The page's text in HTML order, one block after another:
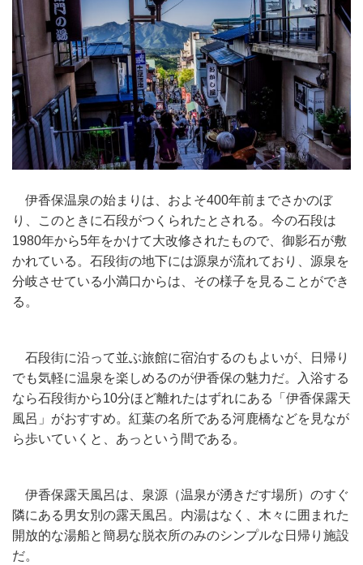
伊香保温泉の始まりは、およそ400年前までさかのぼ
り、このときに石段がつくられたとされる。今の石段は
1980年から5年をかけて大改修されたもので、御影石が敷
かれている。石段街の地下には源泉が流れており、源泉を
分岐させている小満口からは、その様子を見ることができ
る。
石段街に沿って並ぶ旅館に宿泊するのもよいが、日帰り
でも気軽に温泉を楽しめるのが伊香保の魅力だ。入浴する
なら石段街から10分ほど離れたはずれにある「伊香保露天
風呂」がおすすめ。紅葉の名所である河鹿橋などを見なが
ら歩いていくと、あっという間である。
伊香保露天風呂は、泉源（温泉が湧きだす場所）のすぐ
隣にある男女別の露天風呂。内湯はなく、木々に囲まれた
開放的な湯船と簡易な脱衣所のみのシンプルな日帰り施設
だ。